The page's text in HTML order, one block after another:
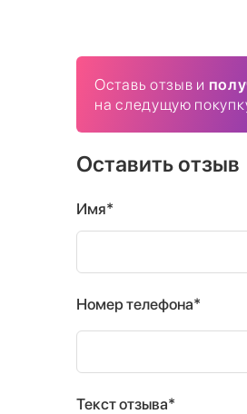
Оставь отзыв и
на следущую
Оставить отзыв
Имя*
Номер телефона*
Текст отзыва*